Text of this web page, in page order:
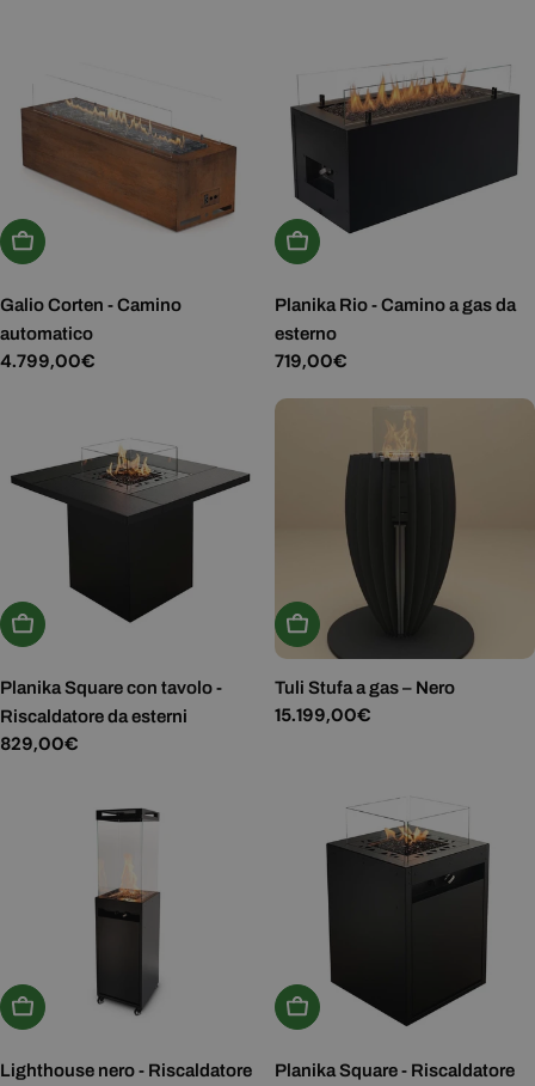
Scegli Le Opzioni
Galio Corten - Camino
automatico
Prezzo
4.799,00€
Aggiungi Al Carrello
Planika Rio - Camino a gas da
esterno
Prezzo
719,00€
Aggiungi Al Carrello
Planika Square con tavolo -
Riscaldatore da esterni
Prezzo
829,00€
Aggiungi Al Carrello
Tuli Stufa a gas – Nero
Prezzo
15.199,00€
Aggiungi Al Carrello
Lighthouse nero - Riscaldatore
Aggiungi Al Carrello
Planika Square - Riscaldatore